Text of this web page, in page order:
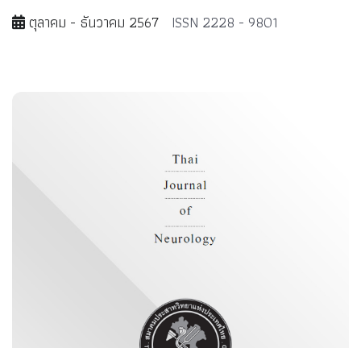
ตุลาคม - ธันวาคม 2567 ISSN 2228 - 9801